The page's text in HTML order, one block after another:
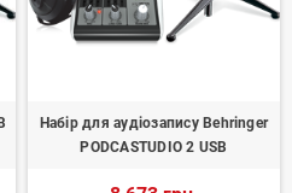
Набір для аудіозапису Behringer
PODCASTUDIO 2 USB